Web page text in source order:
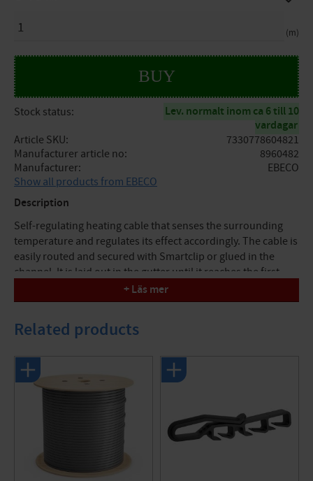
m
BUY
Stock status
Lev. normalt inom ca 6 till 10
vardagar
Article SKU
7330778604821
Manufacturer article no
8960482
Manufacturer
EBECO
Show all products from EBECO
Description
Self-regulating heating cable that senses the surrounding
temperature and regulates its effect accordingly. The cable is
easily routed and secured with Smartclip or glued in the
channel. It is laid out in the gutter until it reaches the first
downpipe. A branch is then made in the downpipe where
one of the cables goes down into the downpipe and the
Specifications
Cable type: Self-limiting parallel
Application: Gutter
Height: 5.6mm
+ Läs mer
Related products